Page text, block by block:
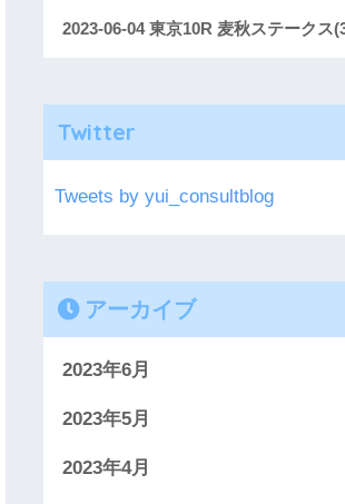
2023-06-04 東京10R 麦秋ステークス
Twitter
Tweets by yui_consultblog
アーカイブ
2023年6月
2023年5月
2023年4月